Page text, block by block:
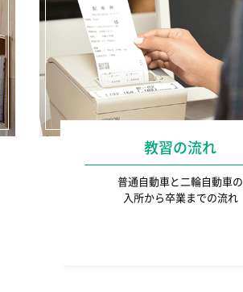
教習の流れ
普通自動車と二輪自動車の
入所から卒業までの流れ